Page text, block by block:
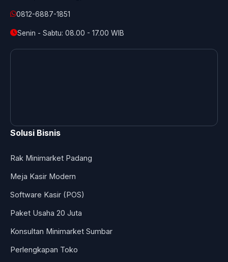
0812-6887-1851
Senin - Sabtu: 08.00 - 17.00 WIB
Solusi Bisnis
Rak Minimarket Padang
Meja Kasir Modern
Software Kasir (POS)
Paket Usaha 20 Juta
Konsultan Minimarket Sumbar
Perlengkapan Toko